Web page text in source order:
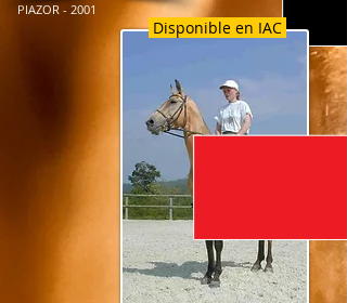
Disponible en IAC
PIAZOR - 2001